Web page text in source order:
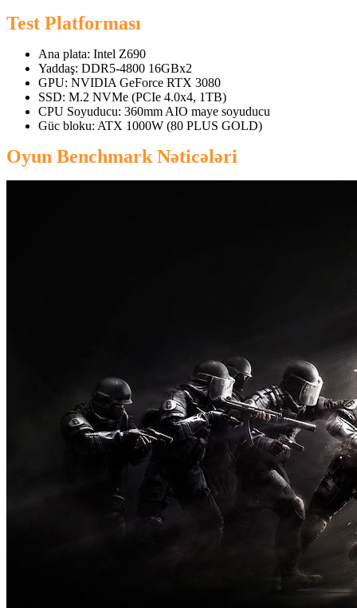
Test Platforması
Ana plata: Intel Z690
Yaddaş: DDR5-4800 16GBx2
GPU: NVIDIA GeForce RTX 3080
SSD: M.2 NVMe (PCIe 4.0x4, 1TB)
CPU Soyuducu: 360mm AIO maye soyuducu
Güc bloku: ATX 1000W (80 PLUS GOLD)
Oyun Benchmark Nəticələri